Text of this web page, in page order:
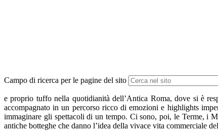
Campo di ricerca per le pagine del sito
e proprio tuffo nella quotidianità dell’Antica Roma, dove si è
accompagnato in un percorso ricco di emozioni e highlights
immaginare gli spettacoli di un tempo. Ci sono, poi, le Terme,
antiche botteghe che danno l’idea della vivace vita commerciale